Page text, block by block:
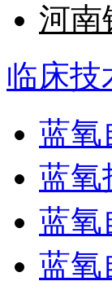
河南
临床技
蓝
蓝氧
蓝氧
蓝